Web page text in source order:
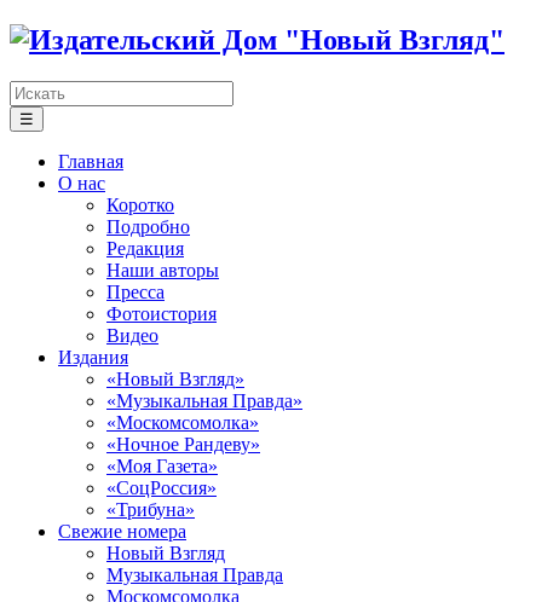
☰
Главная
О нас
Коротко
Подробно
Редакция
Наши авторы
Пресса
Фотоистория
Видео
Издания
«Новый Взгляд»
«Музыкальная Правда»
«Москомсомолка»
«Ночное Рандеву»
«Моя Газета»
«СоцРоссия»
«Трибуна»
Свежие номера
Новый Взгляд
Музыкальная Правда
Москомсомолка